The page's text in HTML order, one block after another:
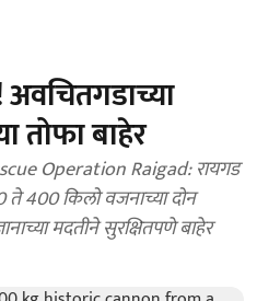
तोफा बाहेर
Operation Raigad: रायगड
400 किलो वजनाच्या दोन
मदतीने सुरक्षितपणे बाहेर